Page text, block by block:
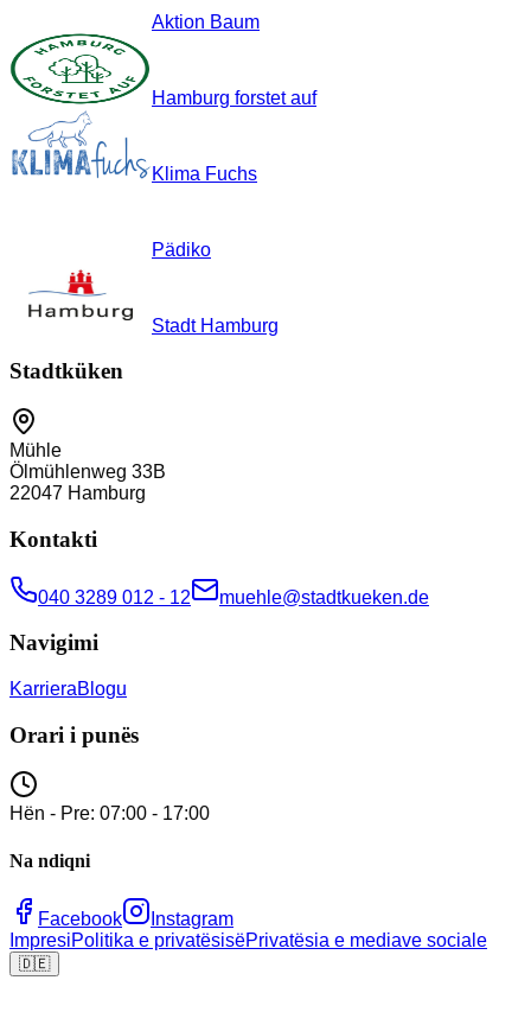
Aktion Baum
Hamburg forstet auf
Klima Fuchs
Pädiko
Stadt Hamburg
Stadtküken
Mühle
Ölmühlenweg 33B
22047 Hamburg
Kontakti
040 3289 012 - 12 muehle@stadtkueken.de
Navigimi
KarrieraBlogu
Orari i punës
Hën - Pre: 07:00 - 17:00
Na ndiqni
Facebook
Instagram
ImpresiPolitika e privatësisëPrivatësia e mediave sociale
🇩🇪